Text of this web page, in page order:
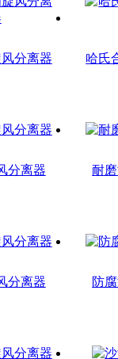
分离器 哈氏
分离器 耐
分离器 防